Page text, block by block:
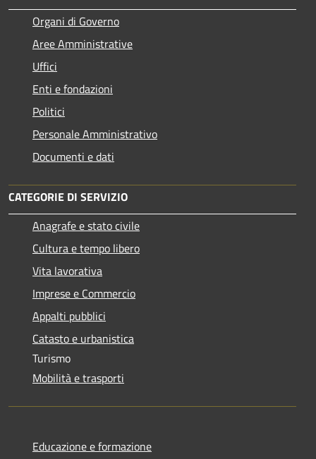
Organi di Governo
Aree Amministrative
Uffici
Enti e fondazioni
Politici
Personale Amministrativo
Documenti e dati
CATEGORIE DI SERVIZIO
Anagrafe e stato civile
Cultura e tempo libero
Vita lavorativa
Imprese e Commercio
Appalti pubblici
Catasto e urbanistica
Turismo
Mobilità e trasporti
Educazione e formazione